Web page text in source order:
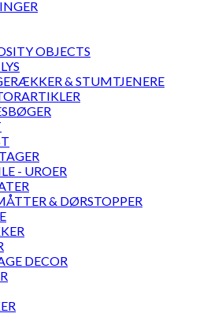
OBJECTS
& STUMTJENERE
- UROER
& DØRSTOPPER
DECOR